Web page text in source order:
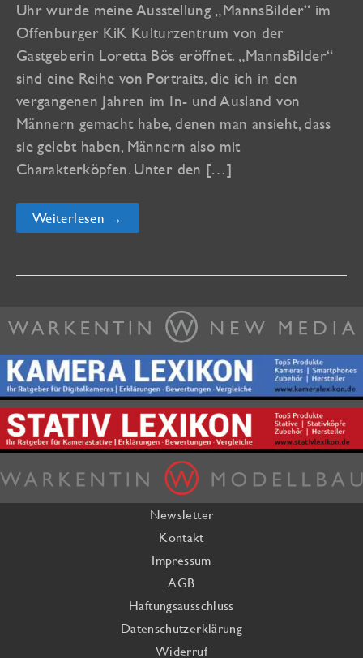
Uhr wurde meine Ausstellung „MannsBilder“ im
Offenburger KiK Kulturzentrum von der
Gastgeberin Loretta Bös eröffnet. „MannsBilder“
sind eine Reihe von Portraits, die ich in den
vergangenen Jahren im In- und Ausland von
Männern gemacht habe, denen man ansieht, dass
sie gelebt haben, Männern also mit
Charakterköpfen. Unter den […]
„MannsBilder“
Vernissage
in
Weiterlesen →
Newsletter
Kontakt
Impressum
AGB
Haftungsausschluss
Datenschutzerklärung
Widerruf